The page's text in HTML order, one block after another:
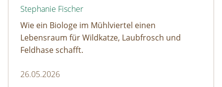
Stephanie Fischer
Wie ein Biologe im Mühlviertel einen
Lebensraum für Wildkatze, Laubfrosch und
Feldhase schafft.
26.05.2026